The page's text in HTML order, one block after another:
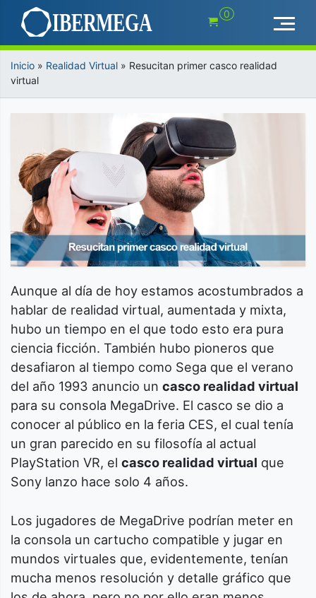
contenido
0
Inicio » Realidad Virtual » Resucitan primer casco realidad
virtual
Aunque al día de hoy estamos acostumbrados a
hablar de realidad virtual, aumentada y mixta,
hubo un tiempo en el que todo esto era pura
ciencia ficción. También hubo pioneros que
desafiaron al tiempo como Sega que el verano
del año 1993 anuncio un casco realidad virtual
para su consola MegaDrive. El casco se dio a
conocer al público en la feria CES, el cual tenía
un gran parecido en su filosofía al actual
PlayStation VR, el casco realidad virtual que
Sony lanzo hace solo 4 años.
Los jugadores de MegaDrive podrían meter en
la consola un cartucho compatible y jugar en
mundos virtuales que, evidentemente, tenían
mucha menos resolución y detalle gráfico que